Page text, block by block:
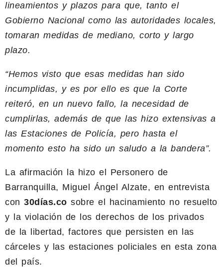
lineamientos y plazos para que, tanto el
Gobierno Nacional como las autoridades locales,
tomaran medidas de mediano, corto y largo
plazo.
“Hemos visto que esas medidas han sido
incumplidas, y es por ello es que la Corte
reiteró, en un nuevo fallo, la necesidad de
cumplirlas, además de que las hizo extensivas a
las Estaciones de Policía, pero hasta el
momento esto ha sido un saludo a la bandera”.
La afirmación la hizo el Personero de
Barranquilla, Miguel Ángel Alzate, en entrevista
con 30días.co sobre el hacinamiento no resuelto
y la violación de los derechos de los privados
de la libertad, factores que persisten en las
cárceles y las estaciones policiales en esta zona
del país.